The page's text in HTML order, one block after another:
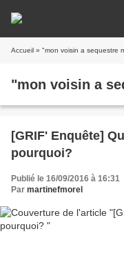
Accueil » "mon voisin a sequestre
"mon voisin a
[GRIF' Enquête]
pourquoi?
Publié le 16/09/2016 à 16:31
Par martinefmorel